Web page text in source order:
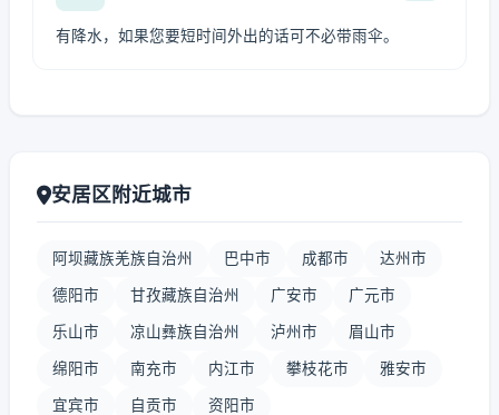
有降水，如果您要短时间外出的话可不必带雨伞。
安居区附近城市
阿坝藏族羌族自治州 巴中市 成都市 达州市
德阳市 甘孜藏族自治州 广安市 广元市
乐山市 凉山彝族自治州 泸州市 眉山市
绵阳市 南充市 内江市 攀枝花市 雅安市
宜宾市 自贡市 资阳市